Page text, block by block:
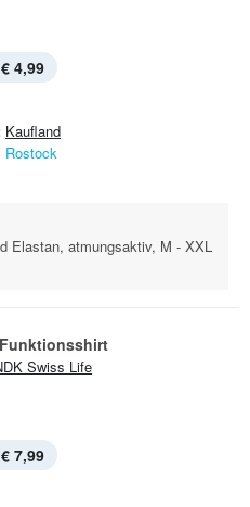
€ 4,99
Kaufland
Rostock
Elastan, atmungsaktiv, M - XXL
Swiss Life
€ 7,99